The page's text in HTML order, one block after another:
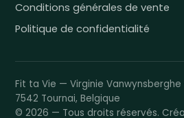
Conditions générales de vente
Politique de confidentialité
Fit ta Vie — Virginie Vanwynsberghe
7542 Tournai, Belgique
© 2026 — Tous droits réservés.